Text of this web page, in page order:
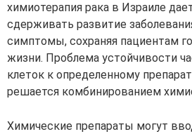
химиотерапия рака в Израиле
сдерживать развитие
симптомы, сохраняя пациентам
жизни. Проблема устойчивости
клеток к определенному
решается комбинированием
Химические препараты могут